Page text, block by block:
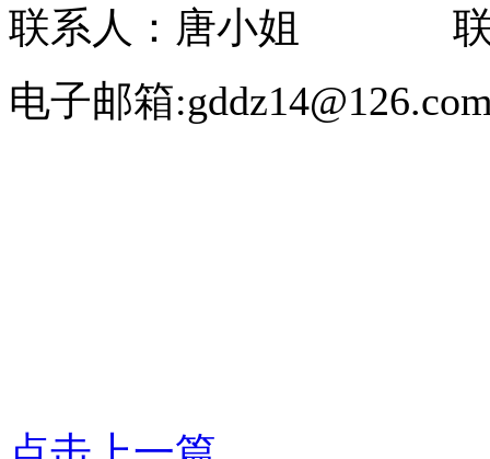
联系人：唐小姐 联系
电子邮箱